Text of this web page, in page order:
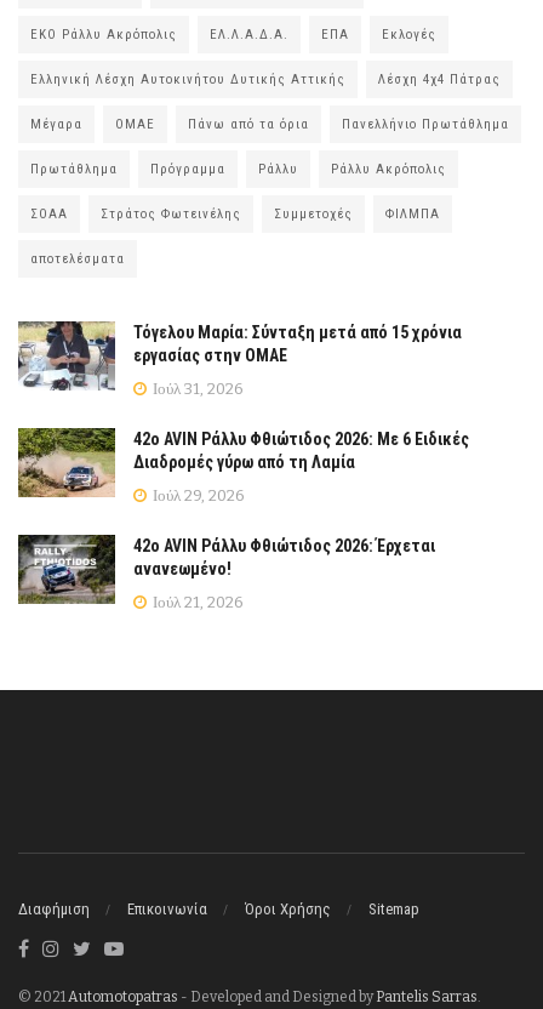
ΕΚΟ Ράλλυ Ακρόπολις ΕΛ.Λ.Α.Δ.Α. ΕΠΑ Εκλογές
Ελληνική Λέσχη Αυτοκινήτου Δυτικής Αττικής Λέσχη 4χ4 Πάτρας
Μέγαρα ΟΜΑΕ Πάνω από τα όρια Πανελλήνιο Πρωτάθλημα
Πρωτάθλημα Πρόγραμμα Ράλλυ Ράλλυ Ακρόπολις
ΣΟΑΑ Στράτος Φωτεινέλης Συμμετοχές ΦΙΛΜΠΑ
αποτελέσματα
Τόγελου Μαρία: Σύνταξη μετά από 15 χρόνια
εργασίας στην ΟΜΑΕ
Ιούλ 31, 2026
42ο AVIN Ράλλυ Φθιώτιδος 2026: Με 6 Ειδικές
Διαδρομές γύρω από τη Λαμία
Ιούλ 29, 2026
42ο AVIN Ράλλυ Φθιώτιδος 2026: Έρχεται
ανανεωμένο!
Ιούλ 21, 2026
Διαφήμιση Επικοινωνία Όροι Χρήσης Sitemap
© 2021 Automotopatras - Developed and Designed byPantelis Sarras